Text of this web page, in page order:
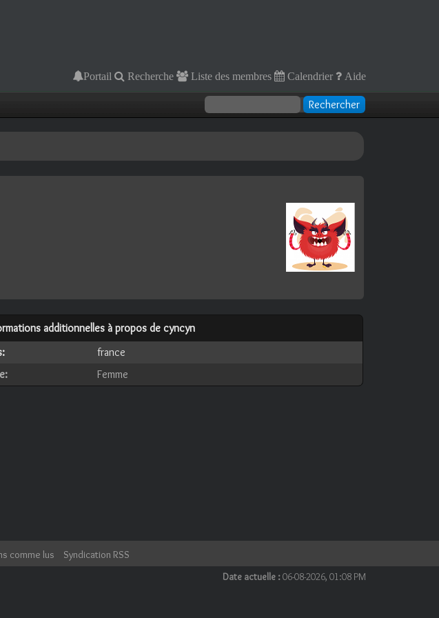
Portail Recherche Liste des membres Calendrier Aide
additionnelles à propos de cyncyn
france
Femme
comme lus
Syndication RSS
Date actuelle :06-08-2026, 01:08 PM